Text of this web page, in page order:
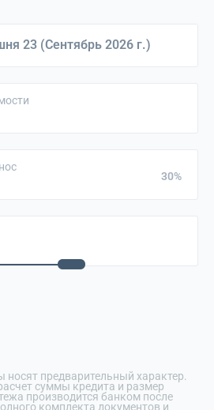
30%
носят предварительный характер.
суммы кредита и размер
производится банком после
комплекта документов и